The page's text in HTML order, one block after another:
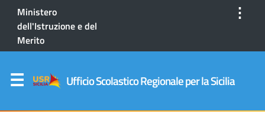
Ministero
dell'Istruzione e del
Merito
⋮
Ufficio Scolastico Regionale per la Sicilia